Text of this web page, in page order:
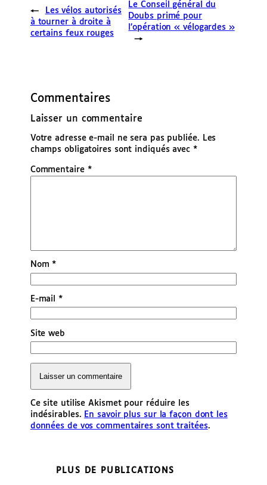
←
Les vélos autorisés
à tourner à droite à
certains feux rouges
Le Conseil général du
Doubs primé pour
l’opération « vélogardes »
→
Commentaires
Laisser un commentaire
Votre adresse e-mail ne sera pas publiée.
Les
champs obligatoires sont indiqués avec *
Commentaire *
Nom*
E-mail*
Site web
Ce site utilise Akismet pour réduire les
indésirables. En savoir plus sur la façon dont les
données de vos commentaires sont traitées.
PLUS DE PUBLICATIONS